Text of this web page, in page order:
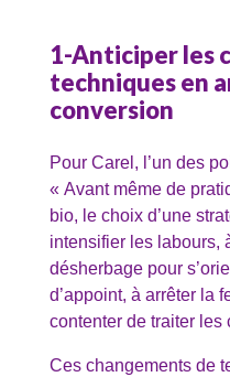
1-Anticiper les
techniques en
conversion
Pour Carel, l’un des
« Avant même de
bio, le choix d’une
intensifier les labours,
désherbage pour
d’appoint, à arrêter la
contenter de traiter les
Ces changements de